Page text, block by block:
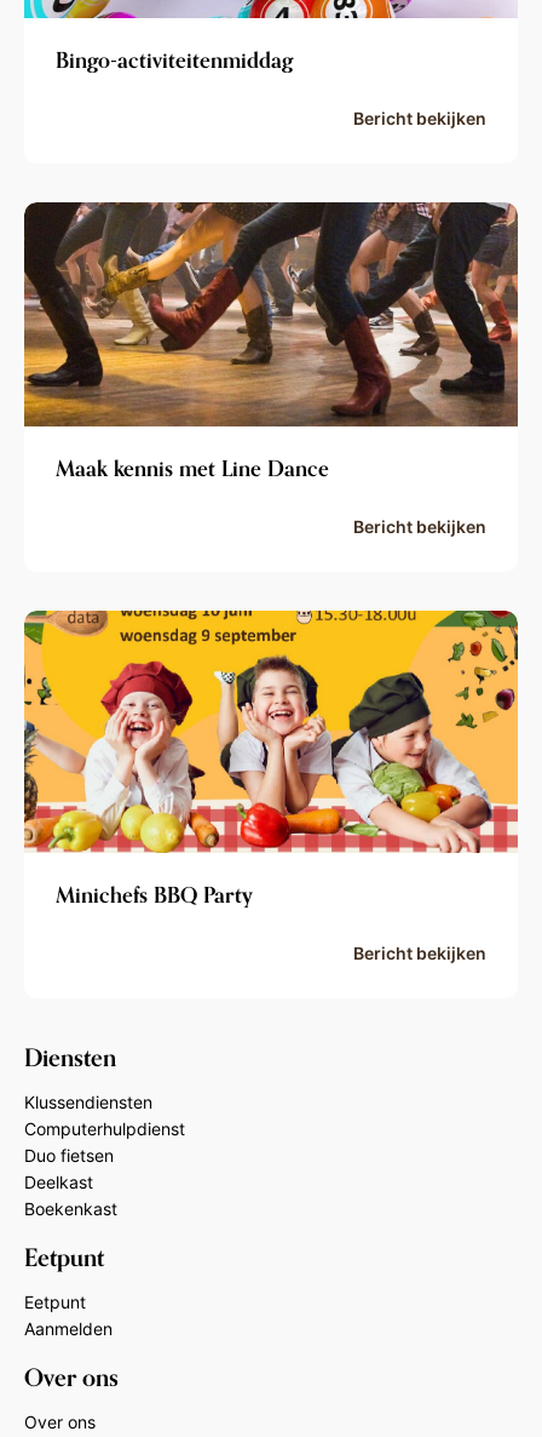
Bingo-activiteitenmiddag
Bericht bekijken
Maak kennis met Line Dance
Bericht bekijken
Minichefs BBQ Party
Bericht bekijken
Diensten
Klussendiensten
Computerhulpdienst
Duo fietsen
Deelkast
Boekenkast
Eetpunt
Eetpunt
Aanmelden
Over ons
Over ons